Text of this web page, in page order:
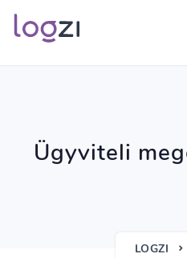
Ügyviteli
LOGZI